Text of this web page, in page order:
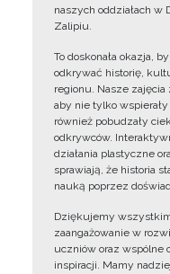
naszych oddziałach w
Zalipiu.
To doskonała okazja,
odkrywać historię,
regionu. Nasze zajęcia
aby nie tylko
również pobudzały
odkrywców.
działania plastyczne
sprawiają, że historia
nauką poprzez
Dziękujemy
zaangażowanie w
uczniów oraz wspólne
inspiracji. Mamy